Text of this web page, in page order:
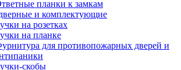
планки к замкам
и комплектующие
на розетках
на планке
для противопожарных дверей и
скобы